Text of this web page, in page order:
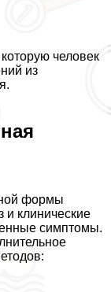
человек
из
формы
и клинические
симптомы.